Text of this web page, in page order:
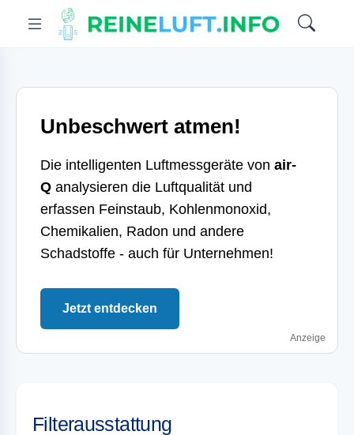
Unbeschwert atmen!
Die intelligenten Luftmessgeräte von air-
Q analysieren die Luftqualität und
erfassen Feinstaub, Kohlenmonoxid,
Chemikalien, Radon und andere
Schadstoffe - auch für Unternehmen!
Jetzt entdecken
Anzeige
Filterausstattung